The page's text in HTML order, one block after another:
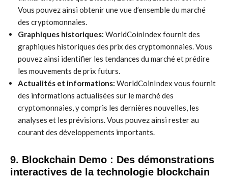
Vous pouvez ainsi obtenir une vue d’ensemble du marché
des cryptomonnaies.
Graphiques historiques: WorldCoinIndex fournit des
graphiques historiques des prix des cryptomonnaies. Vous
pouvez ainsi identifier les tendances du marché et prédire
les mouvements de prix futurs.
Actualités et informations: WorldCoinIndex vous fournit
des informations actualisées sur le marché des
cryptomonnaies, y compris les dernières nouvelles, les
analyses et les prévisions. Vous pouvez ainsi rester au
courant des développements importants.
9. Blockchain Demo : Des démonstrations
interactives de la technologie blockchain